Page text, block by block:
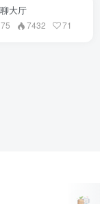
大厅
75 7432 71